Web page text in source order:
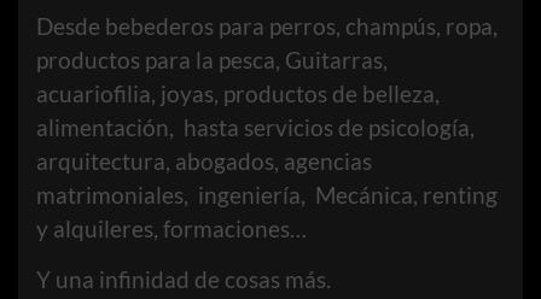
Desde bebederos para perros, champús, ropa,
productos para la pesca, Guitarras,
acuariofilia, joyas, productos de belleza,
alimentación, hasta servicios de psicología,
arquitectura, abogados, agencias
matrimoniales, ingeniería, Mecánica, renting
y alquileres, formaciones…
Y una infinidad de cosas más.